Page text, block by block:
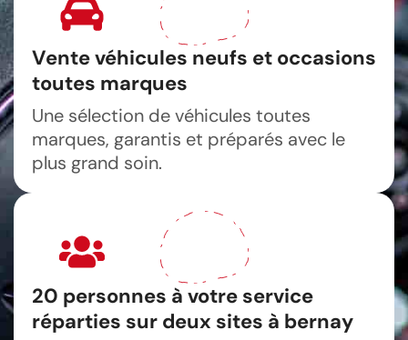
Vente véhicules neufs et occasions
toutes marques
Une sélection de véhicules toutes
marques, garantis et préparés avec le
plus grand soin.
20 personnes à votre service
réparties sur deux sites à bernay